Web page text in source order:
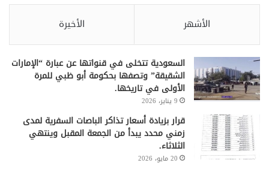
الأشهر الأخيرة
السعودية تتخلى في قنواتها عن عبارة “الإمارات
الشقيقة” وتصفها بحكومة أبو ظبي للمرة
الأولى في تاريخها.
9 يناير، 2026
قرار بزيادة أسعار تذاكر الباصات السفرية لمدى
زمني محدد يبدأ من الجمعة المقبل وينتهي
الثلاثاء.
20 مايو، 2026